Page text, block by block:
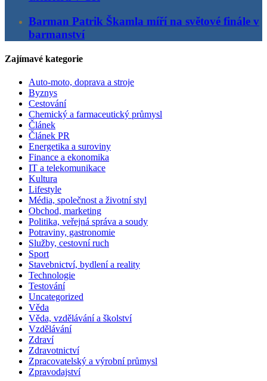
Barman Patrik Škamla míří na světové finále v
barmanství
Zajímavé kategorie
Auto-moto, doprava a stroje
Byznys
Cestování
Chemický a farmaceutický průmysl
Článek
Článek PR
Energetika a suroviny
Finance a ekonomika
IT a telekomunikace
Kultura
Lifestyle
Média, společnost a životní styl
Obchod, marketing
Politika, veřejná správa a soudy
Potraviny, gastronomie
Služby, cestovní ruch
Sport
Stavebnictví, bydlení a reality
Technologie
Testování
Uncategorized
Věda
Věda, vzdělávání a školství
Vzdělávání
Zdraví
Zdravotnictví
Zpracovatelský a výrobní průmysl
Zpravodajství